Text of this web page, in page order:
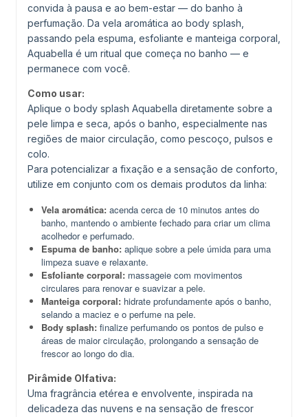
convida à pausa e ao bem-estar — do banho à
perfumação. Da vela aromática ao body splash,
passando pela espuma, esfoliante e manteiga corporal,
Aquabella é um ritual que começa no banho — e
permanece com você.
Como usar:
Aplique o body splash Aquabella diretamente sobre a
pele limpa e seca, após o banho, especialmente nas
regiões de maior circulação, como pescoço, pulsos e
colo.
Para potencializar a fixação e a sensação de conforto,
utilize em conjunto com os demais produtos da linha:
Vela aromática: acenda cerca de 10 minutos antes do
banho, mantendo o ambiente fechado para criar um clima
acolhedor e perfumado.
Espuma de banho: aplique sobre a pele úmida para uma
limpeza suave e relaxante.
Esfoliante corporal: massageie com movimentos
circulares para renovar e suavizar a pele.
Manteiga corporal: hidrate profundamente após o banho,
selando a maciez e o perfume na pele.
Body splash: finalize perfumando os pontos de pulso e
áreas de maior circulação, prolongando a sensação de
frescor ao longo do dia.
Pirâmide Olfativa:
Uma fragrância etérea e envolvente, inspirada na
delicadeza das nuvens e na sensação de frescor